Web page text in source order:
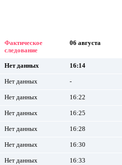
Фактическое
следование
06 августа
Нет данных 16:14
Нет данных -
Нет данных 16:22
Нет данных 16:25
Нет данных 16:28
Нет данных 16:30
Нет данных 16:33